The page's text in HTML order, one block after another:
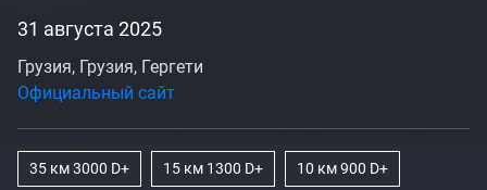
31 августа 2025
Грузия, Грузия, Гергети
Официальный сайт
35 км 3000 D+ 15 км 1300 D+ 10 км 900 D+